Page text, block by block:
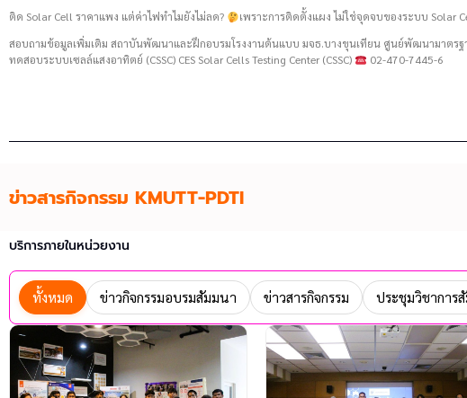
ติด Solar Cell ราคาแพง แต่ค่าไฟทำไมยังไม่ลด?
เพราะการติดตั้งแผง ไม่ใช่จุดจบของระบบ Solar
สอบถามข้อมูลเพิ่มเติม สถาบันพัฒนาและฝึกอบรมโรงงานต้นแบบ มจธ.บางขุนเทียน ศูนย์พัฒนามาตรฐ
ทดสอบระบบเซลล์แสงอาทิตย์ (CSSC) CES Solar Cells Testing Center (CSSC)
02-470-7445-6
ข่าวสารกิจกรรม KMUTT-PDTI
บริการภายในหน่วยงาน
ทั้งหมด ข่าวกิจกรรมอบรมสัมมนา ข่าวสารกิจกรรม ประชุมวิชาการ